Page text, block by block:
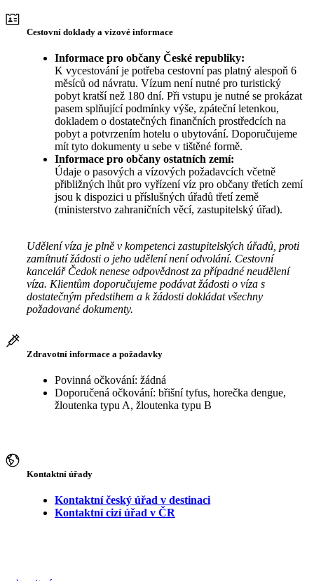
Cestovní doklady a vízové informace
Informace pro občany České republiky:
K vycestování je potřeba cestovní pas platný alespoň 6
měsíců od návratu. Vízum není nutné pro turistický
pobyt kratší než 180 dní. Při vstupu je nutné se prokázat
pasem splňující podmínky výše, zpáteční letenkou,
dokladem o dostatečných finančních prostředcích na
pobyt a potvrzením hotelu o ubytování. Doporučujeme
mít tyto dokumenty u sebe v tištěné formě.
Informace pro občany ostatních zemí:
Údaje o pasových a vízových požadavcích včetně
přibližných lhůt pro vyřízení víz pro občany třetích zemí
jsou k dispozici u příslušných úřadů třetí země
(ministerstvo zahraničních věcí, zastupitelský úřad).
Udělení víza je plně v kompetenci zastupitelských úřadů, proti
zamítnutí žádosti o jeho udělení není odvolání. Cestovní
kancelář Čedok nenese odpovědnost za případné neudělení
víza. Klientům doporučujeme podávat žádosti o víza s
dostatečným předstihem a k žádosti dokládat všechny
požadované dokumenty.
Zdravotní informace a požadavky
Povinná očkování: žádná
Doporučená očkování: břišní tyfus, horečka dengue,
žloutenka typu A, žloutenka typu B
Kontaktní úřady
Kontaktní český úřad v destinaci
Kontaktní cizí úřad v ČR